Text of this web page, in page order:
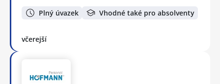
Plný úvazek Vhodné také pro absolventy
včerejší